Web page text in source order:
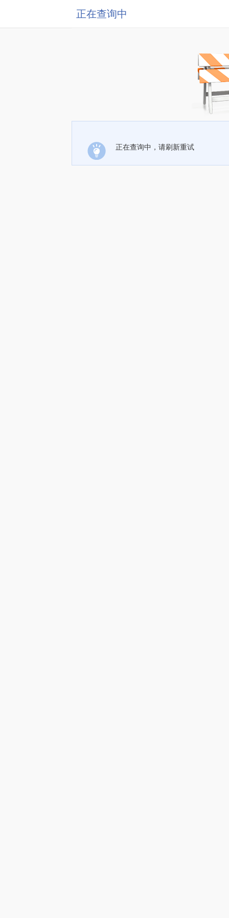
正在查询中
正在查询中，请刷新重试